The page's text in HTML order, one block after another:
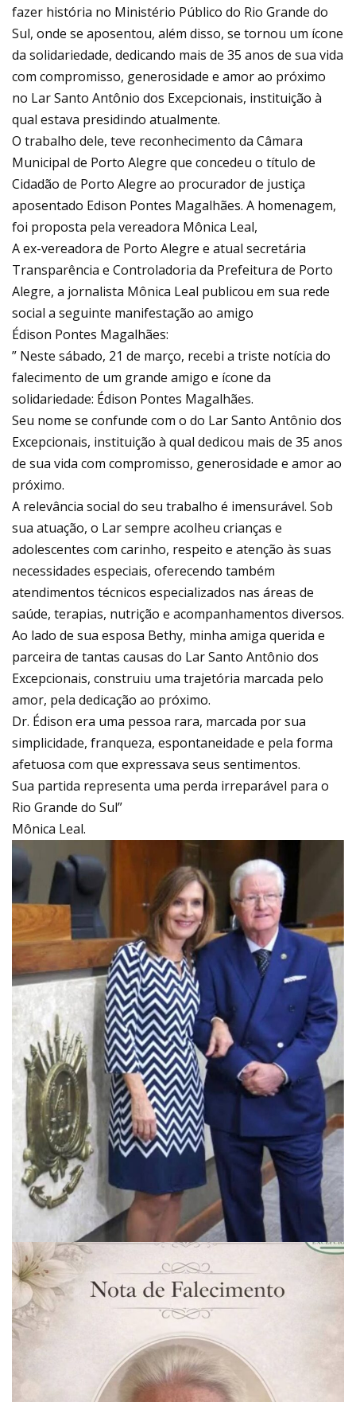
fazer história no Ministério Público do Rio Grande do
Sul, onde se aposentou, além disso, se tornou um ícone
da solidariedade, dedicando mais de 35 anos de sua vida
com compromisso, generosidade e amor ao próximo
no Lar Santo Antônio dos Excepcionais, instituição à
qual estava presidindo atualmente.
O trabalho dele, teve reconhecimento da Câmara
Municipal de Porto Alegre que concedeu o título de
Cidadão de Porto Alegre ao procurador de justiça
aposentado Edison Pontes Magalhães. A homenagem,
foi proposta pela vereadora Mônica Leal,
A ex-vereadora de Porto Alegre e atual secretária
Transparência e Controladoria da Prefeitura de Porto
Alegre, a jornalista Mônica Leal publicou em sua rede
social a seguinte manifestação ao amigo
Édison Pontes Magalhães:
” Neste sábado, 21 de março, recebi a triste notícia do
falecimento de um grande amigo e ícone da
solidariedade: Édison Pontes Magalhães.
Seu nome se confunde com o do Lar Santo Antônio dos
Excepcionais, instituição à qual dedicou mais de 35 anos
de sua vida com compromisso, generosidade e amor ao
próximo.
A relevância social do seu trabalho é imensurável. Sob
sua atuação, o Lar sempre acolheu crianças e
adolescentes com carinho, respeito e atenção às suas
necessidades especiais, oferecendo também
atendimentos técnicos especializados nas áreas de
saúde, terapias, nutrição e acompanhamentos diversos.
Ao lado de sua esposa Bethy, minha amiga querida e
parceira de tantas causas do Lar Santo Antônio dos
Excepcionais, construiu uma trajetória marcada pelo
amor, pela dedicação ao próximo.
Dr. Édison era uma pessoa rara, marcada por sua
simplicidade, franqueza, espontaneidade e pela forma
afetuosa com que expressava seus sentimentos.
Sua partida representa uma perda irreparável para o
Rio Grande do Sul”
Mônica Leal.